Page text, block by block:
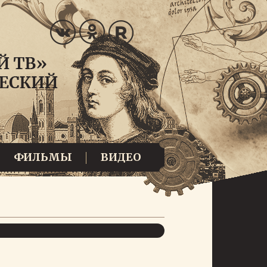
ФИЛЬМЫ ВИДЕО